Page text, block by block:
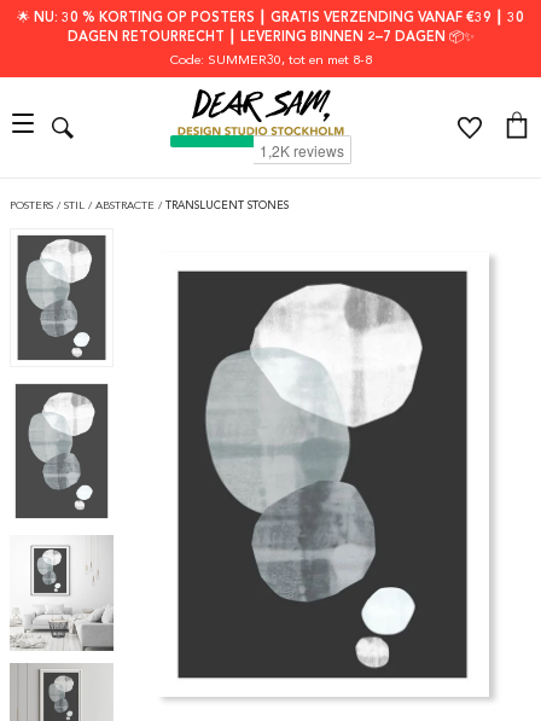
🌟 NU: 30 % KORTING OP POSTERS ┃ GRATIS VERZENDING VANAF €39 ┃ 30
DAGEN RETOURRECHT ┃ LEVERING BINNEN 2–7 DAGEN 📦✨
Code: SUMMER30, tot en met 8-8
POSTERS / STIL / ABSTRACTE / TRANSLUCENT STONES